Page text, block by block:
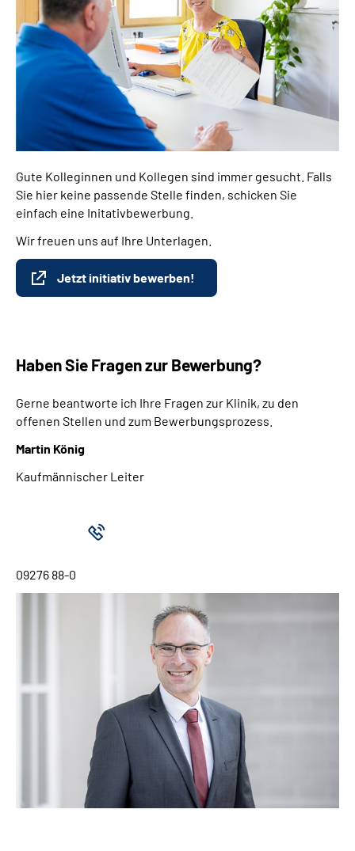
Gute Kolleginnen und Kollegen sind immer gesucht. Falls
Sie hier keine passende Stelle finden, schicken Sie
einfach eine Initativbewerbung.
Wir freuen uns auf Ihre Unterlagen.
Jetzt initiativ bewerben!
Haben Sie Fragen zur Bewerbung?
Gerne beantworte ich Ihre Fragen zur Klinik, zu den
offenen Stellen und zum Bewerbungsprozess.
Martin König
Kaufmännischer Leiter
09276 88-0